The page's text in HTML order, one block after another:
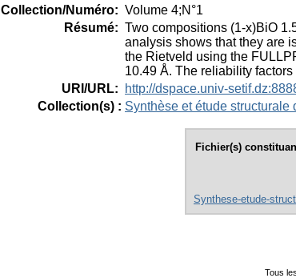
Collection/Numéro: Volume 4;N°1
Résumé: Two compositions (1-x)BiO
analysis shows that they are
the Rietveld using the
10.49 Å. The reliability
URI/URL:
http://dspace.univ-
Collection(s) : Synthèse et étude structurale
Fichier(s)
Synthese-etude-
Tous